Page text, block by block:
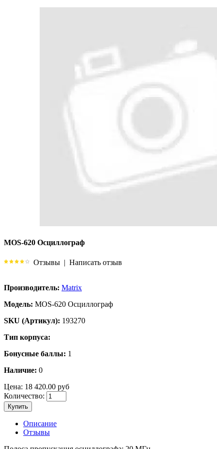
MOS-620 Осциллограф
Отзывы | Написать отзыв
Производитель: Matrix
Модель: MOS-620 Осциллограф
SKU (Артикул): 193270
Тип корпуса:
Бонусные баллы: 1
Наличие: 0
Цена: 18 420.00 руб
Количество:
Купить
Описание
Отзывы